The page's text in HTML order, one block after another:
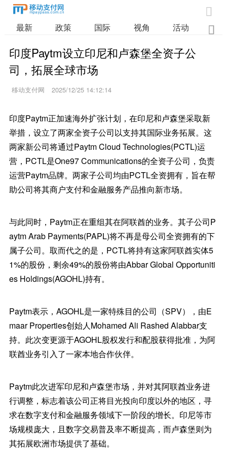

最新 政策 国际 视角 活动 业

印度Paytm设立印尼和卢森堡全资子公
司，拓展全球市场
移动支付网 2025/12/25 14:12:14
印度Paytm正加速海外扩张计划，在印尼和卢森堡采取新
举措，设立了两家全资子公司以支持其国际业务拓展。这
两家新公司将通过Paytm Cloud Technologies(PCTL)运
营，PCTL是One97 Communications的全资子公司，负责
运营Paytm品牌。两家子公司均由PCTL全资拥有，旨在帮
助公司将其商户支付和金融服务产品推向新市场。
与此同时，Paytm正在重组其在阿联酋的业务。其子公司P
aytm Arab Payments(PAPL)将不再是母公司全资拥有的下
属子公司。取而代之的是，PCTL将持有这家阿联酋实体5
1%的股份，剩余49%的股份将由Abbar Global Opportuniti
es Holdings(AGOHL)持有。
Paytm表示，AGOHL是一家特殊目的公司（SPV），由E
maar Properties创始人Mohamed Ali Rashed Alabbar支
持。此次变更源于AGOHL股权发行和配股获得批准，为阿
联酋业务引入了一家本地合作伙伴。
Paytm此次进军印尼和卢森堡市场，并对其阿联酋业务进
行调整，标志着该公司正将目光投向印度以外的地区，寻
求在数字支付和金融服务领域下一阶段的增长。印尼等市
场规模庞大，且数字交易普及率不断提高，而卢森堡则为
其拓展欧洲市场提供了基础。